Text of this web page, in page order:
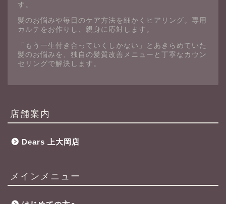
す。
髪のお悩みや毎日のケア方法を細かくヒアリング。専用
カルテをお作りし、親身に応対します。
「もう一生付き合っていくしかない」とあきらめていた
髪のお悩みを、独自の髪質改善メニューと丁寧なカウン
セリングで解決します。
店舗案内
Dears 上大岡店
メインメニュー